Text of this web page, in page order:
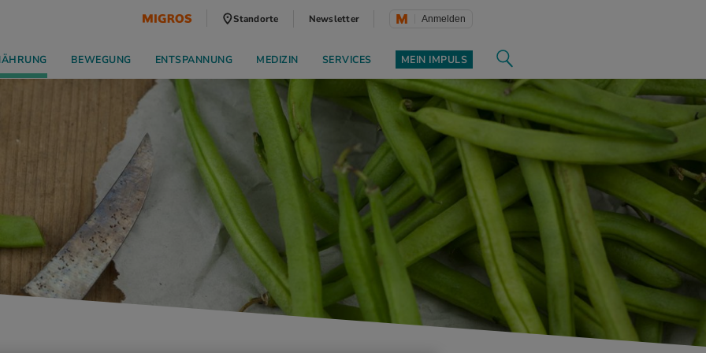
Standorte Newsletter Anmelden
BEWEGUNG ENTSPANNUNG MEDIZIN SERVICES MEIN IMPULS